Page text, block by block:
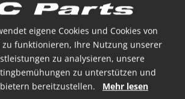
eigene Cookies und Cookies von
funktionieren, Ihre Nutzung unserer
zu analysieren, unsere
zu unterstützen und
bereitzustellen. Mehr lesen